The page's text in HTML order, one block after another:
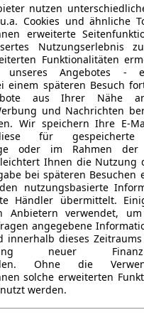
nutzen
Cookies und ähnliche
erweiterte
Nutzungserlebnis
Funktionalitäten
unseres Angebotes
einem späteren Besuch
aus Ihrer Nähe
und Nachrichten
Wir speichern Ihre E-
für gespeicherte
oder im Rahmen der
Ihnen die Nutzung
bei späteren
nutzungsbasierte
Händler übermittelt.
Anbietern verwendet,
angegebene
innerhalb dieses
neuer
Ohne die
solche erweiterten
werden.